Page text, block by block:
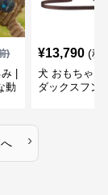
)
|
動
¥13,790 (税
犬 おもちゃ
ダックスフン
›